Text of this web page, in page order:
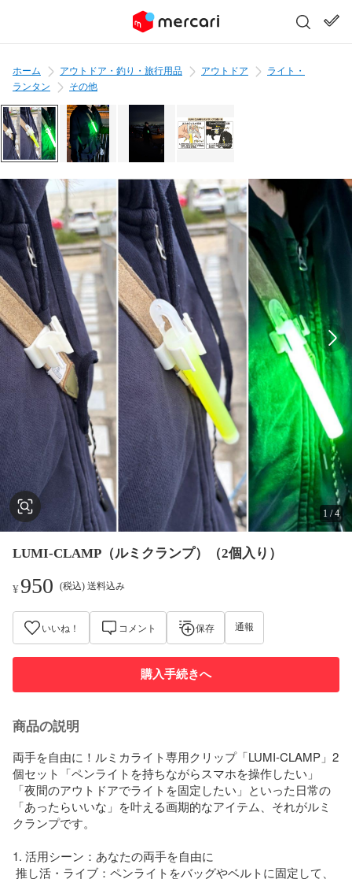
ホーム アウトドア・釣り・旅行用品 アウトドア
ライト・
ランタン
その他
1 /4
LUMI-CLAMP（ルミクランプ）（2個入り）
¥950 (税込) 送料込み
いいね！ コメント 保存 通報
購入手続きへ
商品の説明
両手を自由に！ルミカライト専用クリップ「LUMI-CLAMP」2
個セット「ペンライトを持ちながらスマホを操作したい」
「夜間のアウトドアでライトを固定したい」といった日常の
「あったらいいな」を叶える画期的なアイテム、それがルミ
クランプです。
1. 活用シーン：あなたの両手を自由に